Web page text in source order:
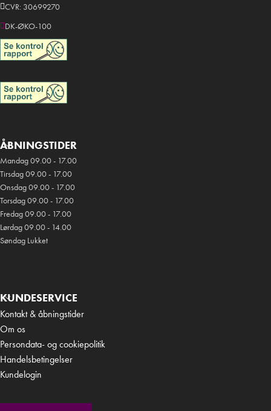
CVR: 30699270
DK-ØKO-100
ÅBNINGSTIDER
Mandag 09.00 - 17.00
Tirsdag 09.00 - 17.00
Onsdag 09.00 - 17.00
Torsdag 09.00 - 17.00
Fredag 09.00 - 17.00
Lørdag 09.00 - 14.00
Søndag Lukket
KUNDESERVICE
Kontakt & åbningstider
Om os
Persondata- og cookiepolitik
Handelsbetingelser
Kundelogin